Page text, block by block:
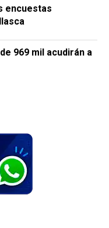
encuestas
969 mil acudirán a